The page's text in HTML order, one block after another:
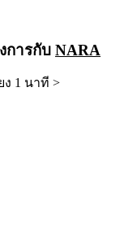
การกับ NARA
1 นาที >